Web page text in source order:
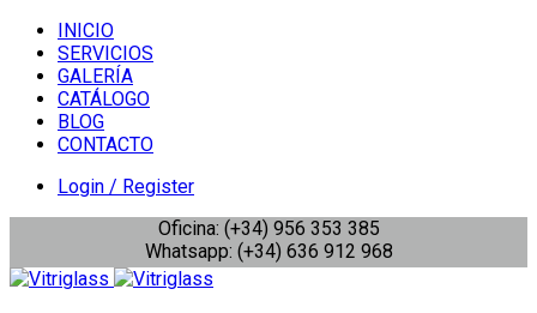
INICIO
SERVICIOS
GALERÍA
CATÁLOGO
BLOG
CONTACTO
Login / Register
Oficina: (+34) 956 353 385
Whatsapp: (+34) 636 912 968